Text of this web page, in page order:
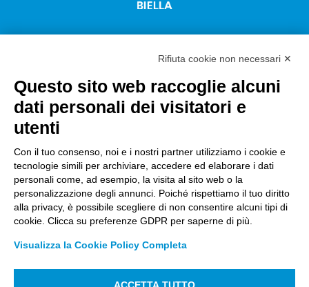
Città Studi S.p.A.
Sede Legale Corso G. Pella, 2 – 13900 Biella Italy –
18.235.000,00
Registro Imprese Biella C. F. e numero 01491490023 –
R.E.A. CCIAA BI n. 142579 – Partita IVA 01491490023
PEC:amm.cittastudi@pec.ptbiellese.it–
megaweb@pec.ptbiellese.it
Rifiuta cookie non necessari ✕
Questo sito web raccoglie alcuni
dati personali dei visitatori e
utenti
Con il tuo consenso, noi e i nostri partner utilizziamo i cookie e
tecnologie simili per archiviare, accedere ed elaborare i dati
personali come, ad esempio, la visita al sito web o la
personalizzazione degli annunci. Poiché rispettiamo il tuo diritto
alla privacy, è possibile scegliere di non consentire alcuni tipi di
cookie. Clicca su preferenze GDPR per saperne di più.
Visualizza la Cookie Policy Completa
ACCETTA TUTTO